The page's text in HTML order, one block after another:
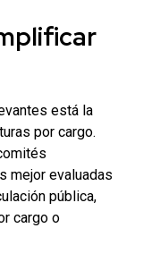
está la
por cargo.
mejor evaluadas
pública,
cargo o